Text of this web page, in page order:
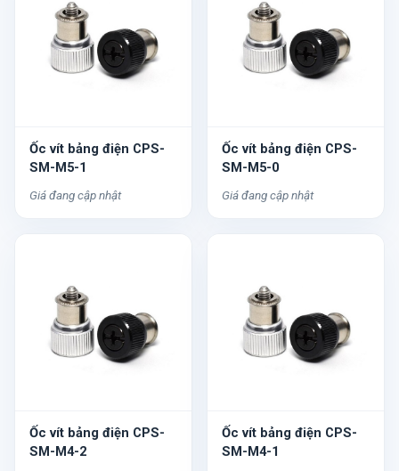
Ốc vít bảng điện CPS-
SM-M5-1
Giá đang cập nhật
Ốc vít bảng điện CPS-
SM-M5-0
Giá đang cập nhật
Ốc vít bảng điện CPS-
SM-M4-2
Ốc vít bảng điện CPS-
SM-M4-1